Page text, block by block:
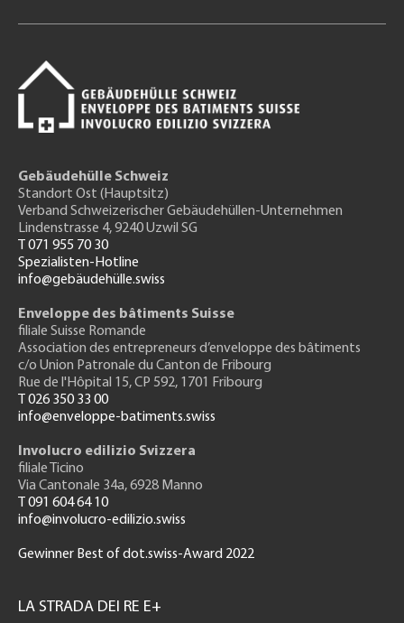
Gebäudehülle Schweiz
Standort Ost (Hauptsitz)
Verband Schweizerischer Gebäudehüllen-Unternehmen
Lindenstrasse 4, 9240 Uzwil SG
T 071 955 70 30
Spezialisten-Hotline
info@gebäudehülle.swiss
Enveloppe des bâtiments Suisse
filiale Suisse Romande
Association des entrepreneurs d’enveloppe des bâtiments
c/o Union Patronale du Canton de Fribourg
Rue de l'Hôpital 15, CP 592, 1701 Fribourg
T 026 350 33 00
info@enveloppe-batiments.swiss
Involucro edilizio Svizzera
filiale Ticino
Via Cantonale 34a, 6928 Manno
T 091 604 64 10
info@involucro-edilizio.swiss
Gewinner Best of dot.swiss-Award 2022
GH
LA STRADA DEI RE E+